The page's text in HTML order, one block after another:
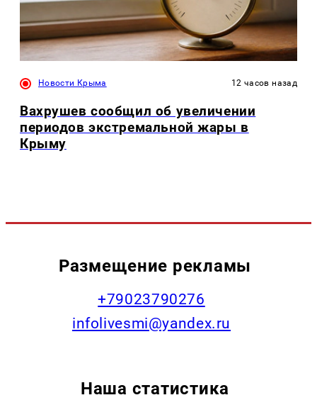
Новости Крыма 12 часов назад
Вахрушев сообщил об увеличении
периодов экстремальной жары в
Крыму
Размещение рекламы
+79023790276
infolivesmi@yandex.ru
Наша статистика